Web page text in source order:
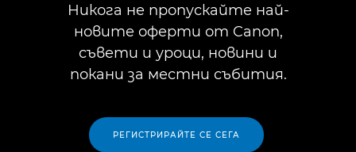
Никога не пропускайте най-
новите оферти от Canon,
съвети и уроци, новини и
покани за местни събития.
РЕГИСТРИРАЙТЕ СЕ СЕГА